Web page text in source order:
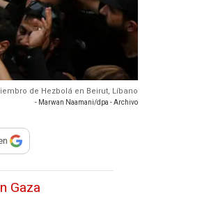
de Hezbolá en Beirut, Líbano
- Marwan Naamani/dpa - Archivo
compartir
Gaza